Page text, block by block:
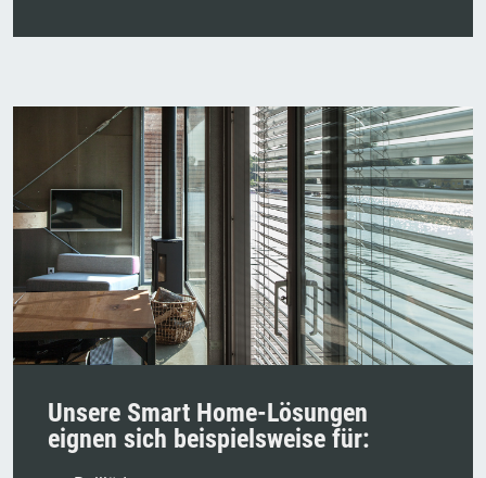
Unsere Smart Home-Lösungen
eignen sich beispielsweise für: